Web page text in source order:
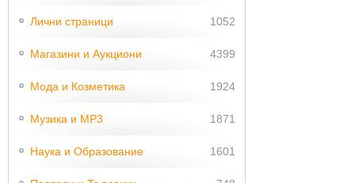
Лични страници 1052
Магазини и Аукциони 4399
Мода и Козметика 1924
Музика и MP3 1871
Наука и Образование 1601